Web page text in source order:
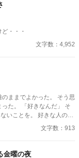
けど・・・
文字数：4,952
でよかった。 そう思
好きな人の好
さな恋の物語。
文字数：913
金曜の夜